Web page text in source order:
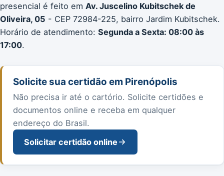
presencial é feito em Av. Juscelino Kubitschek de
Oliveira, 05 - CEP 72984-225, bairro Jardim Kubitschek.
Horário de atendimento: Segunda a Sexta: 08:00 às
17:00.
Solicite sua certidão em Pirenópolis
Não precisa ir até o cartório. Solicite certidões e
documentos online e receba em qualquer
endereço do Brasil.
Solicitar certidão online